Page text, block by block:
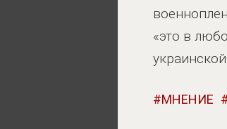
«это в
МНЕНИЕ